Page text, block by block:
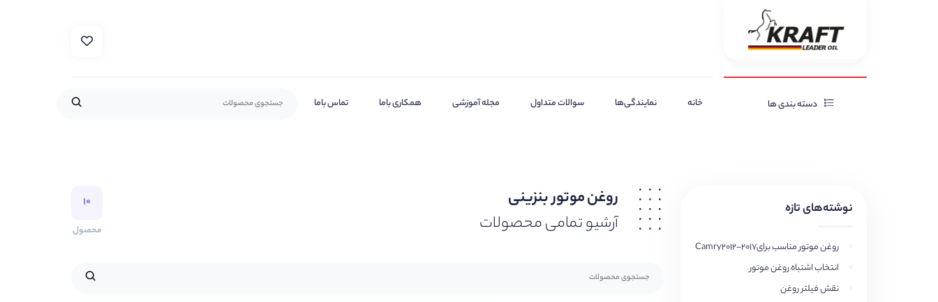
دسته بندی ها خانه نمایندگی‌ها سوالات متداول مجله آموزشی همکاری باما تماس باما
نوشته‌های تازه
روغن موتور مناسب برایCamry2012-2017
انتخاب اشتباه روغن موتور
نقش فیلتر روغن
روغن موتور بنزینی
آرشیو تمامی محصولات
۱۰
محصول